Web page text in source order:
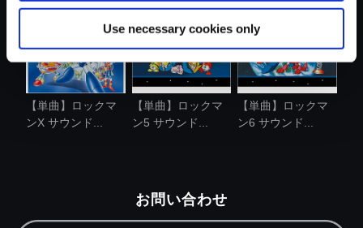
Use necessary cookies only
【単曲】ロックマ
ンX サウンド...
【単曲】ロックマ
ン5 サウンド...
【単曲】ロックマ
ン6 サウンド...
お問い合わせ